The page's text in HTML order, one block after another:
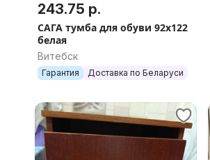
243.75 р.
САГА тумба для обуви 92х122
белая
Витебск
Гарантия Доставка по Беларуси